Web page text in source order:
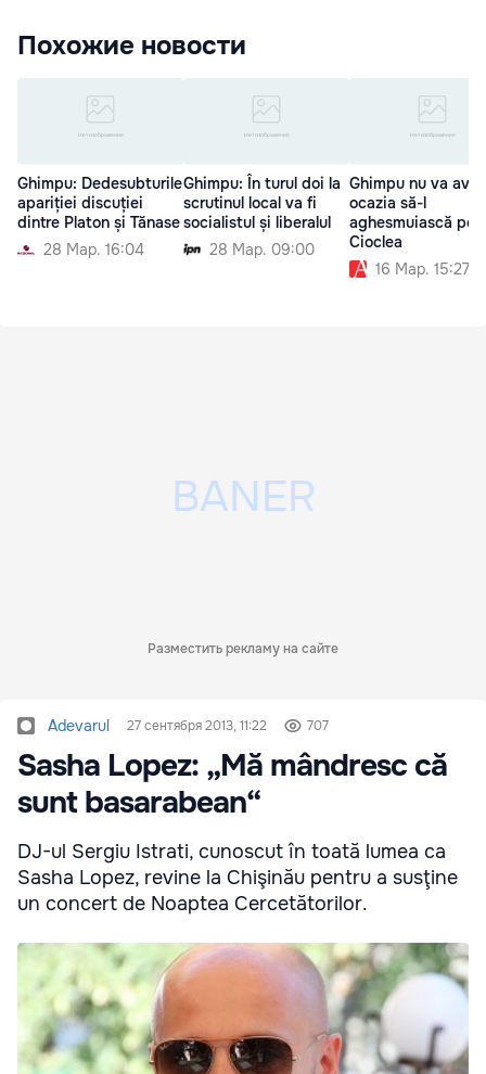
Похожие новости
Ghimpu: Dedesubturile
apariției discuției
dintre Platon și Tănase
28 Мар. 16:04
Ghimpu: În turul doi la
scrutinul local va fi
socialistul și liberalul
28 Мар. 09:00
Ghimpu nu va avea
ocazia să-l
aghesmuiască pe
Cioclea
16 Мар. 15:27
Разместить рекламу на сайте
Adevarul 27 сентября 2013, 11:22 707
Sasha Lopez: „Mă mândresc că
sunt basarabean“
DJ-ul Sergiu Istrati, cunoscut în toată lumea ca
Sasha Lopez, revine la Chişinău pentru a susţine
un concert de Noaptea Cercetătorilor.